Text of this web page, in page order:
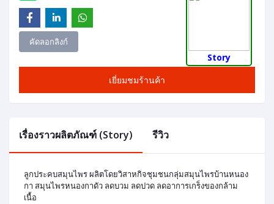
คัดลอกลิงก์
เยี่ยมชมร้านค้า
Story
เรื่องราวผลิตภัณฑ์ (Story) รีวิว
ลูกประคบสมุนไพร ผลิตโดยวิสาหกิจชุมชนกลุ่มสมุนไพรบ้านหนอง
กา สมุนไพรหนองกาดัว ลดบวม ลดปวด ลดอาการเกร็งของกล้าม
เนื้อ